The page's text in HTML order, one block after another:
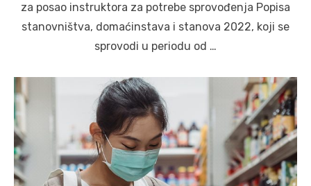
za posao instruktora za potrebe sprovođenja Popisa
stanovništva, domaćinstava i stanova 2022, koji se
sprovodi u periodu od …